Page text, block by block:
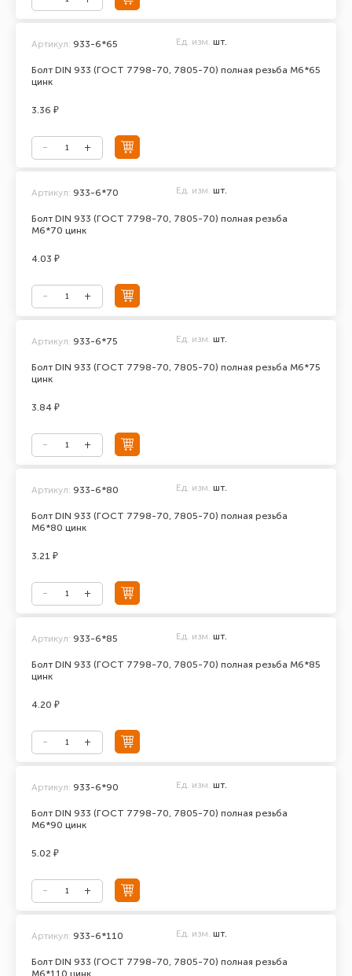
Болт DIN 933 (ГОСТ 7798-70, 7805-70) полная резьба М6*65
цинк
Артикул: 933-6*65 Ед. изм. шт.
3.36 ₽
Болт DIN 933 (ГОСТ 7798-70, 7805-70) полная резьба
М6*70 цинк
Артикул: 933-6*70 Ед. изм. шт.
4.03 ₽
Болт DIN 933 (ГОСТ 7798-70, 7805-70) полная резьба М6*75
цинк
Артикул: 933-6*75 Ед. изм. шт.
3.84 ₽
Болт DIN 933 (ГОСТ 7798-70, 7805-70) полная резьба
М6*80 цинк
Артикул: 933-6*80 Ед. изм. шт.
3.21 ₽
Болт DIN 933 (ГОСТ 7798-70, 7805-70) полная резьба М6*85
цинк
Артикул: 933-6*85 Ед. изм. шт.
4.20 ₽
Болт DIN 933 (ГОСТ 7798-70, 7805-70) полная резьба
М6*90 цинк
Артикул: 933-6*90 Ед. изм. шт.
5.02 ₽
Болт DIN 933 (ГОСТ 7798-70, 7805-70) полная резьба
М6*110 цинк
Артикул: 933-6*110 Ед. изм. шт.